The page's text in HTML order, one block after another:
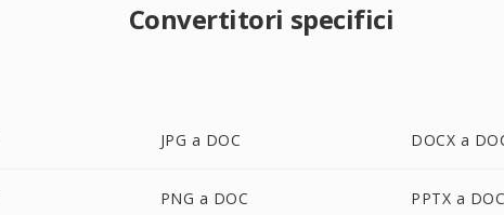
Convertitori specifici
JPG a DOC DOCX a
PNG a DOC PPTX a